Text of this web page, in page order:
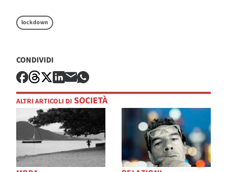
lockdown
CONDIVIDI
ALTRI ARTICOLI DI SOCIETÀ